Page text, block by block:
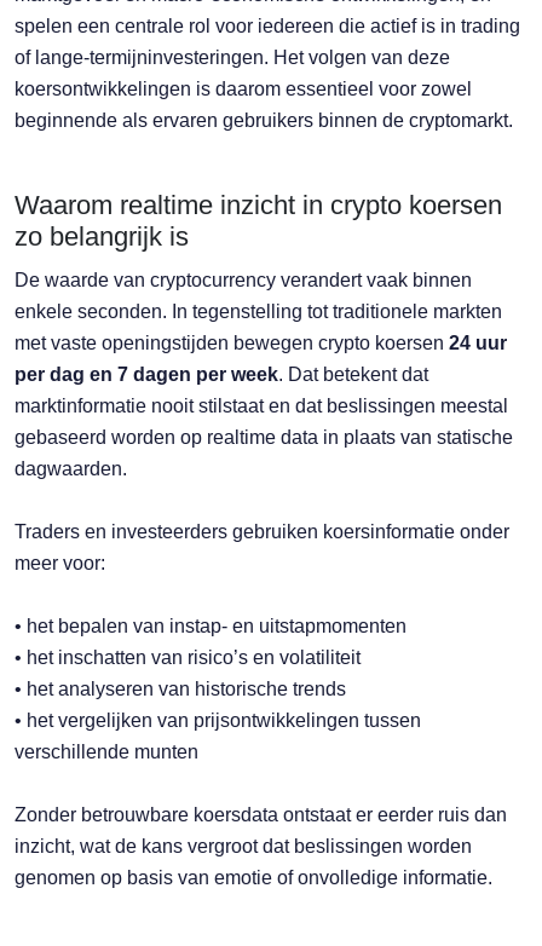
spelen een centrale rol voor iedereen die actief is in trading
of lange-termijninvesteringen. Het volgen van deze
koersontwikkelingen is daarom essentieel voor zowel
beginnende als ervaren gebruikers binnen de cryptomarkt.
Waarom realtime inzicht in crypto koersen
zo belangrijk is
De waarde van cryptocurrency verandert vaak binnen
enkele seconden. In tegenstelling tot traditionele markten
met vaste openingstijden bewegen crypto koersen 24 uur
per dag en 7 dagen per week. Dat betekent dat
marktinformatie nooit stilstaat en dat beslissingen meestal
gebaseerd worden op realtime data in plaats van statische
dagwaarden.
Traders en investeerders gebruiken koersinformatie onder
meer voor:
• het bepalen van instap- en uitstapmomenten
• het inschatten van risico’s en volatiliteit
• het analyseren van historische trends
• het vergelijken van prijsontwikkelingen tussen
verschillende munten
Zonder betrouwbare koersdata ontstaat er eerder ruis dan
inzicht, wat de kans vergroot dat beslissingen worden
genomen op basis van emotie of onvolledige informatie.